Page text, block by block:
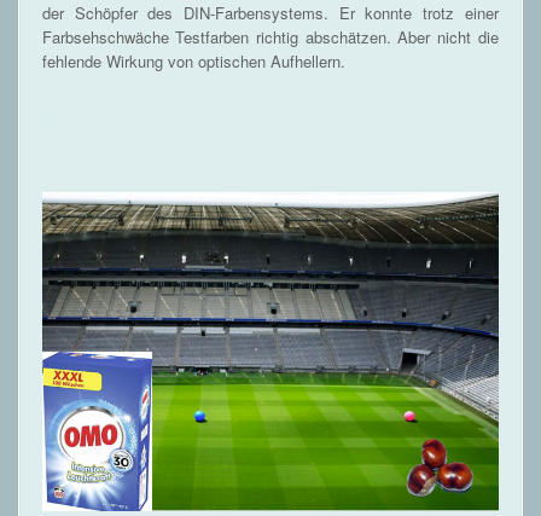
der Schöpfer des DIN-Farbensystems. Er konnte trotz einer
Farbsehschwäche Testfarben richtig abschätzen. Aber nicht die
fehlende Wirkung von optischen Aufhellern.